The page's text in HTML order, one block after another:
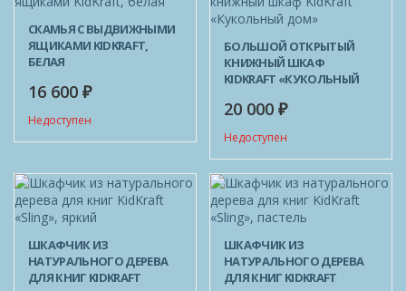
СКАМЬЯ С ВЫДВИЖНЫМИ
ЯЩИКАМИ KIDKRAFT,
БЕЛАЯ
16 600 ₽
Недоступен
БОЛЬШОЙ ОТКРЫТЫЙ
КНИЖНЫЙ ШКАФ
KIDKRAFT «КУКОЛЬНЫЙ
20 000 ₽
Недоступен
ШКАФЧИК ИЗ
НАТУРАЛЬНОГО ДЕРЕВА
ДЛЯ КНИГ KIDKRAFT
ШКАФЧИК ИЗ
НАТУРАЛЬНОГО ДЕРЕВА
ДЛЯ КНИГ KIDKRAFT